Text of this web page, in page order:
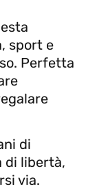
sport e
Perfetta
di
di libertà,
via.